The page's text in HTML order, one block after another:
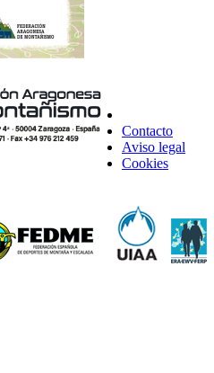
Contacto
Aviso legal
Cookies